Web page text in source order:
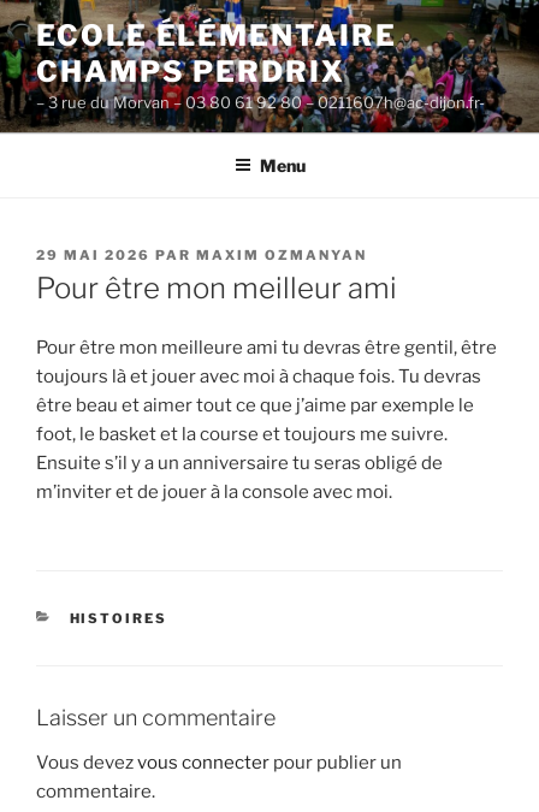
Aller
au
contenu
principal
ECOLE ÉLÉMENTAIRE
CHAMPS PERDRIX
– 3 rue du Morvan – 03 80 61 92 80 – 0211607h@ac-dijon.fr-
Menu
PUBLIÉ
LE
29 MAI 2026 PAR MAXIM OZMANYAN
Pour être mon meilleur ami
Pour être mon meilleure ami tu devras être gentil, être
toujours là et jouer avec moi à chaque fois. Tu devras
être beau et aimer tout ce que j’aime par exemple le
foot, le basket et la course et toujours me suivre.
Ensuite s’il y a un anniversaire tu seras obligé de
m’inviter et de jouer à la console avec moi.
CATÉGORIES
HISTOIRES
Laisser un commentaire
Vous devezvous connecter pour publier un
commentaire.